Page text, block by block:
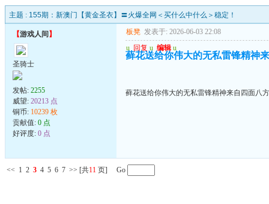
主题 : 155期：新澳门【黄金圣衣】〓火爆全网＜买什么中什么＞稳定！
【游戏人间 】
圣骑士
发帖: 2255
威望: 20213 点
铜币: 10239 枚
贡献值: 0 点
好评度: 0 点
板凳 发表于: 2026-06-03 22:08
u 回复 u 编辑 u
藓花送给你伟大的无私雷锋精神
藓花送给你伟大的无私雷锋精神来自四面八
<< 1 2 3 4 5 6 7 >> [共11 页] Go